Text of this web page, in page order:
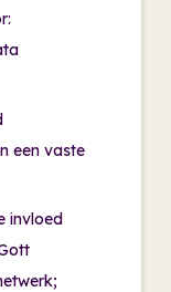
een vaste
invloed